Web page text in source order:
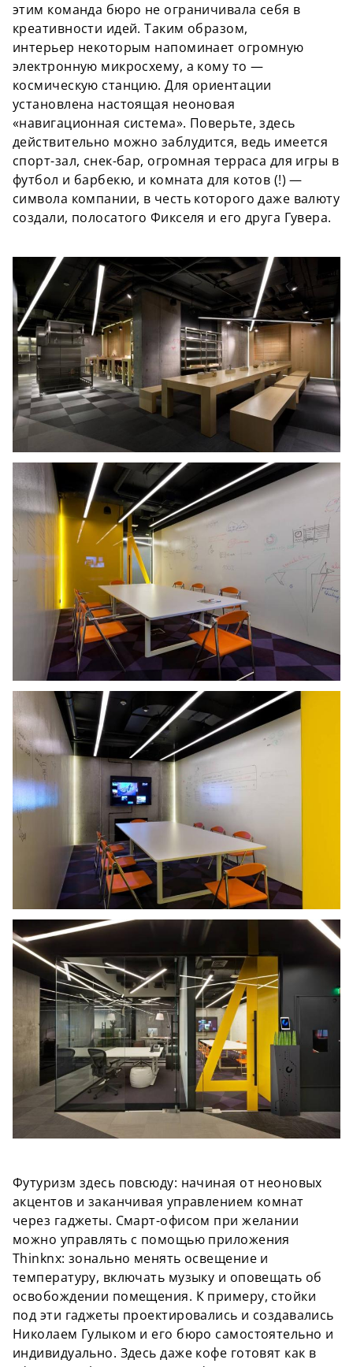
этим команда бюро не ограничивала себя в
креативности идей. Таким образом,
интерьер некоторым напоминает огромную
электронную микросхему, а кому то —
космическую станцию. Для ориентации
установлена настоящая неоновая
«навигационная система». Поверьте, здесь
действительно можно заблудится, ведь имеется
спорт-зал, снек-бар, огромная терраса для игры в
футбол и барбекю, и комната для котов (!) —
символа компании, в честь которого даже валюту
создали, полосатого Фикселя и его друга Гувера.
Футуризм здесь повсюду: начиная от неоновых
акцентов и заканчивая управлением комнат
через гаджеты. Смарт-офисом при желании
можно управлять с помощью приложения
Thinknx: зонально менять освещение и
температуру, включать музыку и оповещать об
освобождении помещения. К примеру, стойки
под эти гаджеты проектировались и создавались
Николаем Гулыком и его бюро самостоятельно и
индивидуально. Здесь даже кофе готовят как в